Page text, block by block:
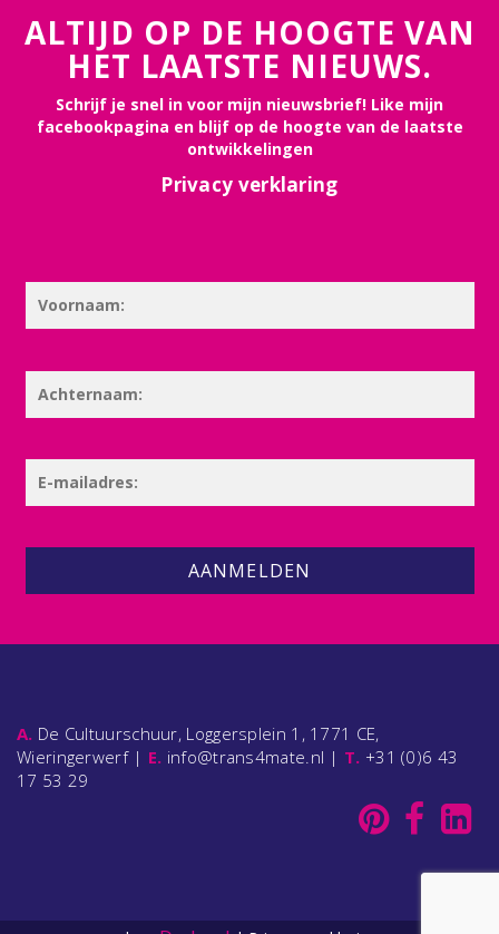
ALTIJD OP DE HOOGTE VAN
HET LAATSTE NIEUWS.
Schrijf je snel in voor mijn nieuwsbrief! Like mijn
facebookpagina en blijf op de hoogte van de laatste
ontwikkelingen
Privacy verklaring
AANMELDEN
A. De Cultuurschuur, Loggersplein 1, 1771 CE,
Wieringerwerf | E. info@trans4mate.nl | T. +31 (0)6 43
17 53 29